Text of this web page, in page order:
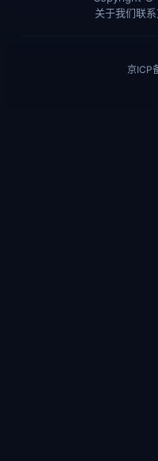
关于我们联
京ICP